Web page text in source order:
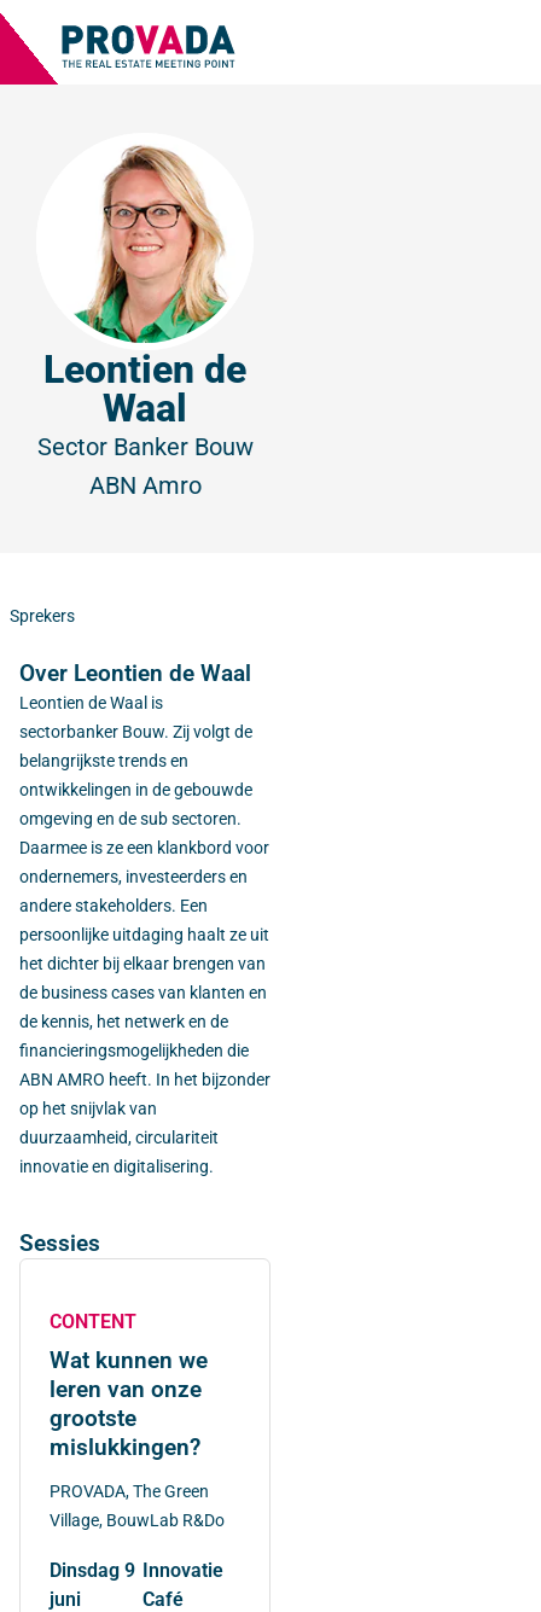
Leontien de
Waal
Sector Banker Bouw
ABN Amro
Sprekers
Over Leontien de Waal
Leontien de Waal is
sectorbanker Bouw. Zij volgt de
belangrijkste trends en
ontwikkelingen in de gebouwde
omgeving en de sub sectoren.
Daarmee is ze een klankbord voor
ondernemers, investeerders en
andere stakeholders. Een
persoonlijke uitdaging haalt ze uit
het dichter bij elkaar brengen van
de business cases van klanten en
de kennis, het netwerk en de
financieringsmogelijkheden die
ABN AMRO heeft. In het bijzonder
op het snijvlak van
duurzaamheid, circulariteit
innovatie en digitalisering.
Sessies
CONTENT
Wat kunnen we
leren van onze
grootste
mislukkingen?
PROVADA, The Green
Village, BouwLab R&Do
dinsdag 9
juni
Innovatie
Café